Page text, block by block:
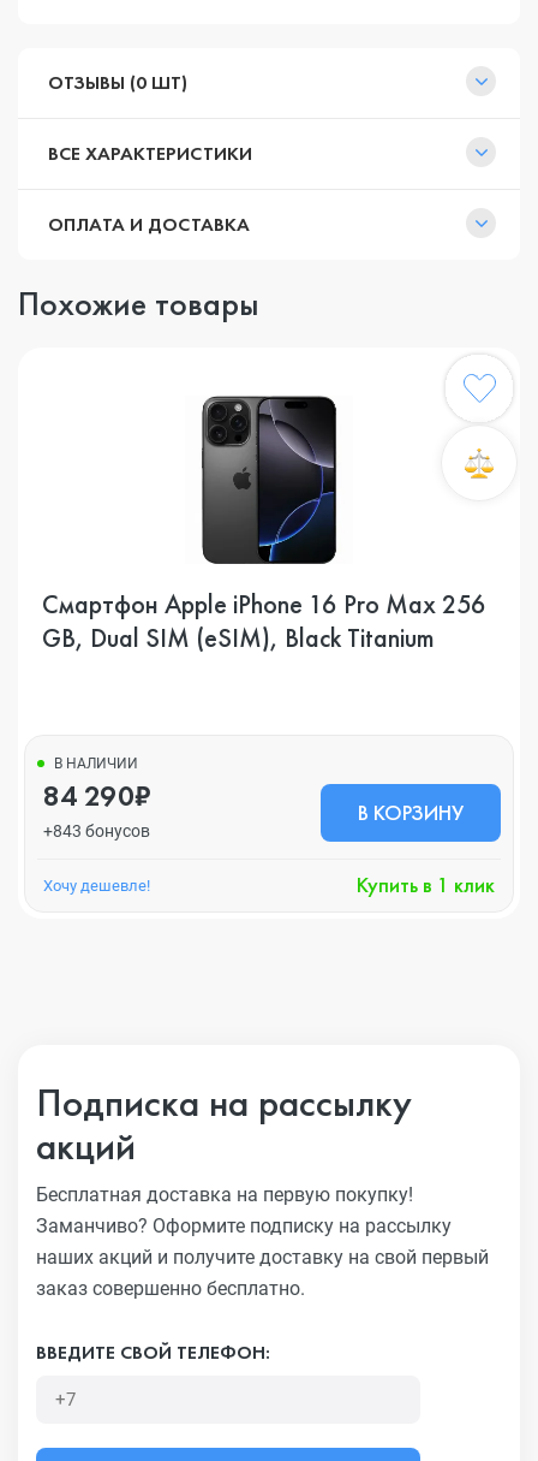
ОТЗЫВЫ (0 ШТ)
ВСЕ ХАРАКТЕРИСТИКИ
ОПЛАТА И ДОСТАВКА
Похожие товары
Смартфон Apple iPhone 16 Pro Max 256
GB, Dual SIM (eSIM), Black Titanium
В НАЛИЧИИ
84 290₽
+843 бонусов
В КОРЗИНУ
Хочу дешевле! Купить в 1 клик
Подписка на рассылку
акций
Бесплатная доставка на первую покупку!
Заманчиво? Оформите подписку на рассылку
наших акций и получите доставку на свой первый
заказ совершенно бесплатно.
ВВЕДИТЕ СВОЙ ТЕЛЕФОН: